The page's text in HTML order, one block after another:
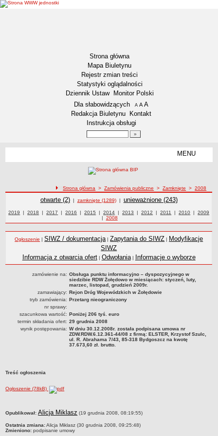
Strona główna
Mapa Biuletynu
Rejestr zmian treści
Statystyki oglądalności
Dziennik Ustaw
Monitor Polski
Menu dodatkowe
Dla słabowidzących A pomniejsz czcionkę
A standardowy rozmiar czcionki
A
Redakcja Biuletynu
Kontakt
Instrukcja obsługi
MENU
RAPORT O STANIE DOSTĘPNOŚCI
ZDW BYDGOSZCZ
Lokalizacja
Przedmiot działalności
Statut
Nadzór nad ZDW
Struktura organizacyjna
Schemat organizacyjny
Inspektor Ochrony Danych
Zgłoszenia zewnętrzne
PRACA W ZDW
Ogłoszenia o pracę
Wyniki naborów
Uzgodnienie lokalizacji urządzeń infrastruktury technicznej
Zezwolenie na umieszczenie urządzeń infrastruktury technicznej
Zezwolenie na umieszczenie obiektu handlowego lub usługowego /
innych obiektów, reklam
ścieżka nawigacji
Strona główna >Zamówienia publiczne >Zamknięte >2008
Zamówienia publiczne
otwarte (2)| Zamówienia publiczne
zamknięte (1289)| Zamówienia publiczne
unieważnione (243)
Zamówienia publiczne z roku
2019 |Zamówienia publiczne z roku
2018 |Zamówienia publiczne z roku
2017 |Zamówienia publiczne z roku
2016 |Zamówienia publiczne z roku
2015 |Zamówienia publiczne z roku
2014 |Zamówienia publiczne z roku
2013 |Zamówienia publiczne z roku
2012 | Zamówienia publiczne z
2011 |
Zamówienia
2010 |
roku
2009
| Zamówienia publiczne z roku
2008
Ogłoszenie |SIWZ / dokumentacja |Zapytania do SIWZ | Modyfikacje
SIWZ
Informacja z otwarcia ofert| Odwołania| Informacje o wyborze
zamówienie na: Obsługa punktu informacyjno – dyspozycyjnego w
siedzibie RDW Żołędowo w miesiącach: styczeń, luty,
marzec, listopad, grudzień 2009r.
zamawiający: Rejon Dróg Wojewódzkich w Żołędowie
tryb zamówienia: Przetarg nieograniczony
nr sprawy:
szacunkowa wartość: Poniżej 206 tyś. euro
termin składania ofert: 29 grudnia 2008
wynik postępowania: W dniu 30.12.2008r. została podpisana umowa nr
ZDW.RDW.6.12.361-44/08 z firmą: ELSTER, Krzystof Szulc,
ul. R. Abrahama 7/43, 85-318 Bydgoszcz na kwotę
37.673,60 zł. brutto.
Treść ogłoszenia
Ogłoszenie (78kB)
Opublikował: Alicja Miklasz (19 grudnia 2008, 08:19:55)
Ostatnia zmiana:Alicja Miklasz (30 grudnia 2008, 09:25:48)
Zmieniono: podpisanie umowy